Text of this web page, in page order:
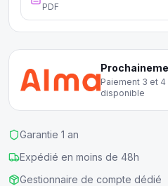
PDF
Paiement 3 et
disponible
Garantie 1 an
Expédié en moins de 48h
Gestionnaire de compte dédié